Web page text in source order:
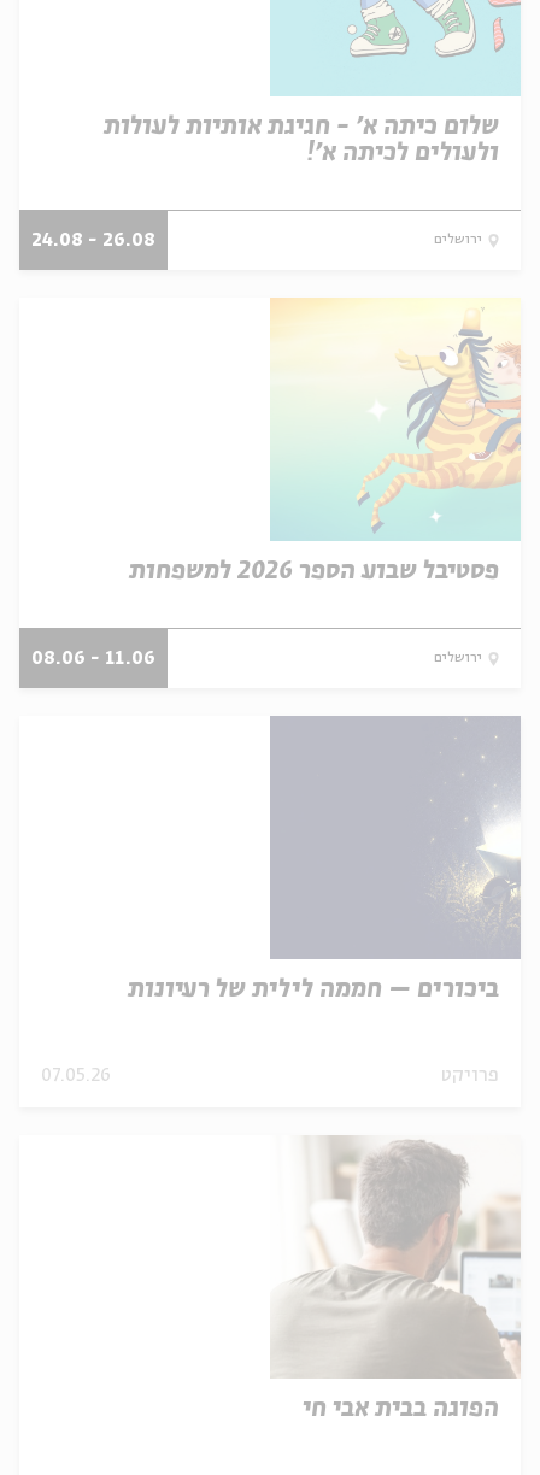
שלום כיתה א' - חגיגת אותיות לעולות
ולעולים לכיתה א'!
ירושלים 26.08 - 24.08
פסטיבל שבוע הספר 2026 למשפחות
ירושלים 11.06 - 08.06
ביכורים – חממה לילית של רעיונות
פרויקט 07.05.26
הפוגה בבית אבי חי